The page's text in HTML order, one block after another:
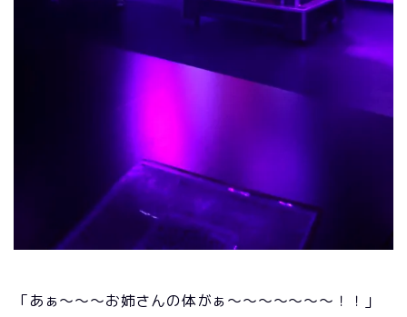
「あぁ～～～お姉さんの体がぁ～～～～～～～！！」